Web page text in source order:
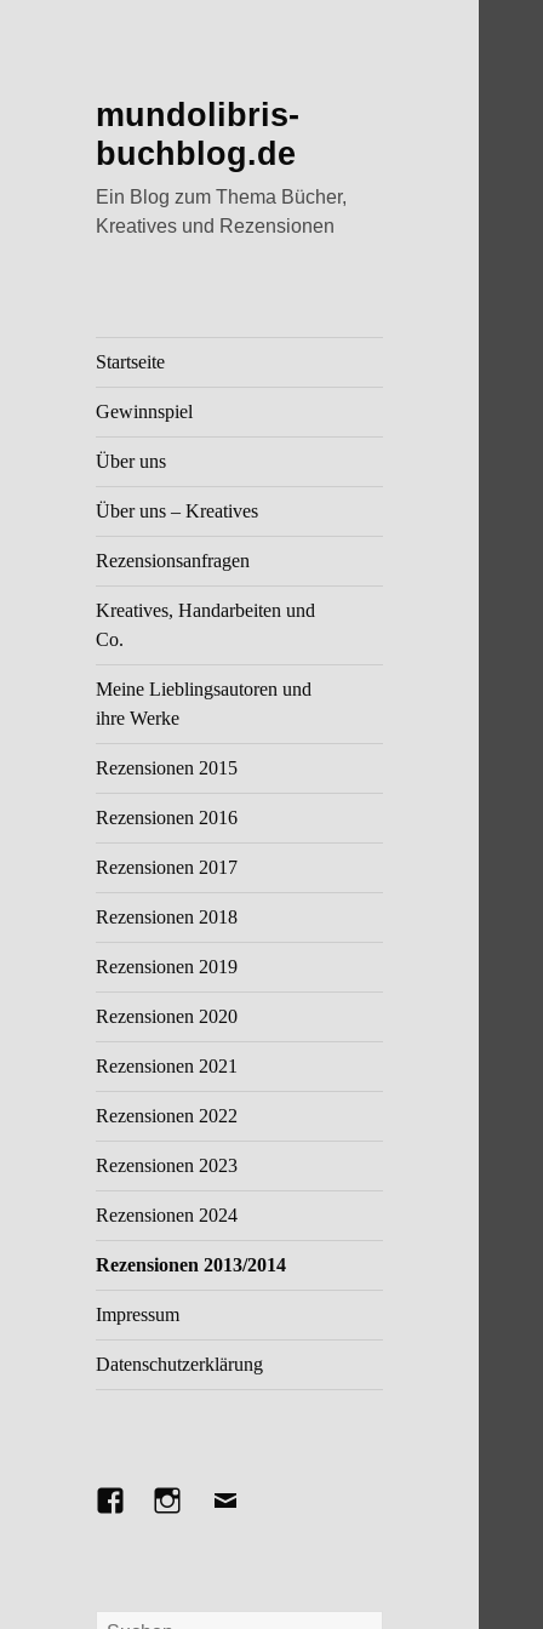
mundolibris-
buchblog.de
Ein Blog zum Thema Bücher,
Kreatives und Rezensionen
Startseite
Gewinnspiel
Über uns
Über uns – Kreatives
Rezensionsanfragen
Kreatives, Handarbeiten und
Co.
Meine Lieblingsautoren und
ihre Werke
Rezensionen 2015
Rezensionen 2016
Rezensionen 2017
Rezensionen 2018
Rezensionen 2019
Rezensionen 2020
Rezensionen 2021
Rezensionen 2022
Rezensionen 2023
Rezensionen 2024
Rezensionen 2013/2014
Impressum
Datenschutzerklärung
FacebookInstagram
E-
Suchen